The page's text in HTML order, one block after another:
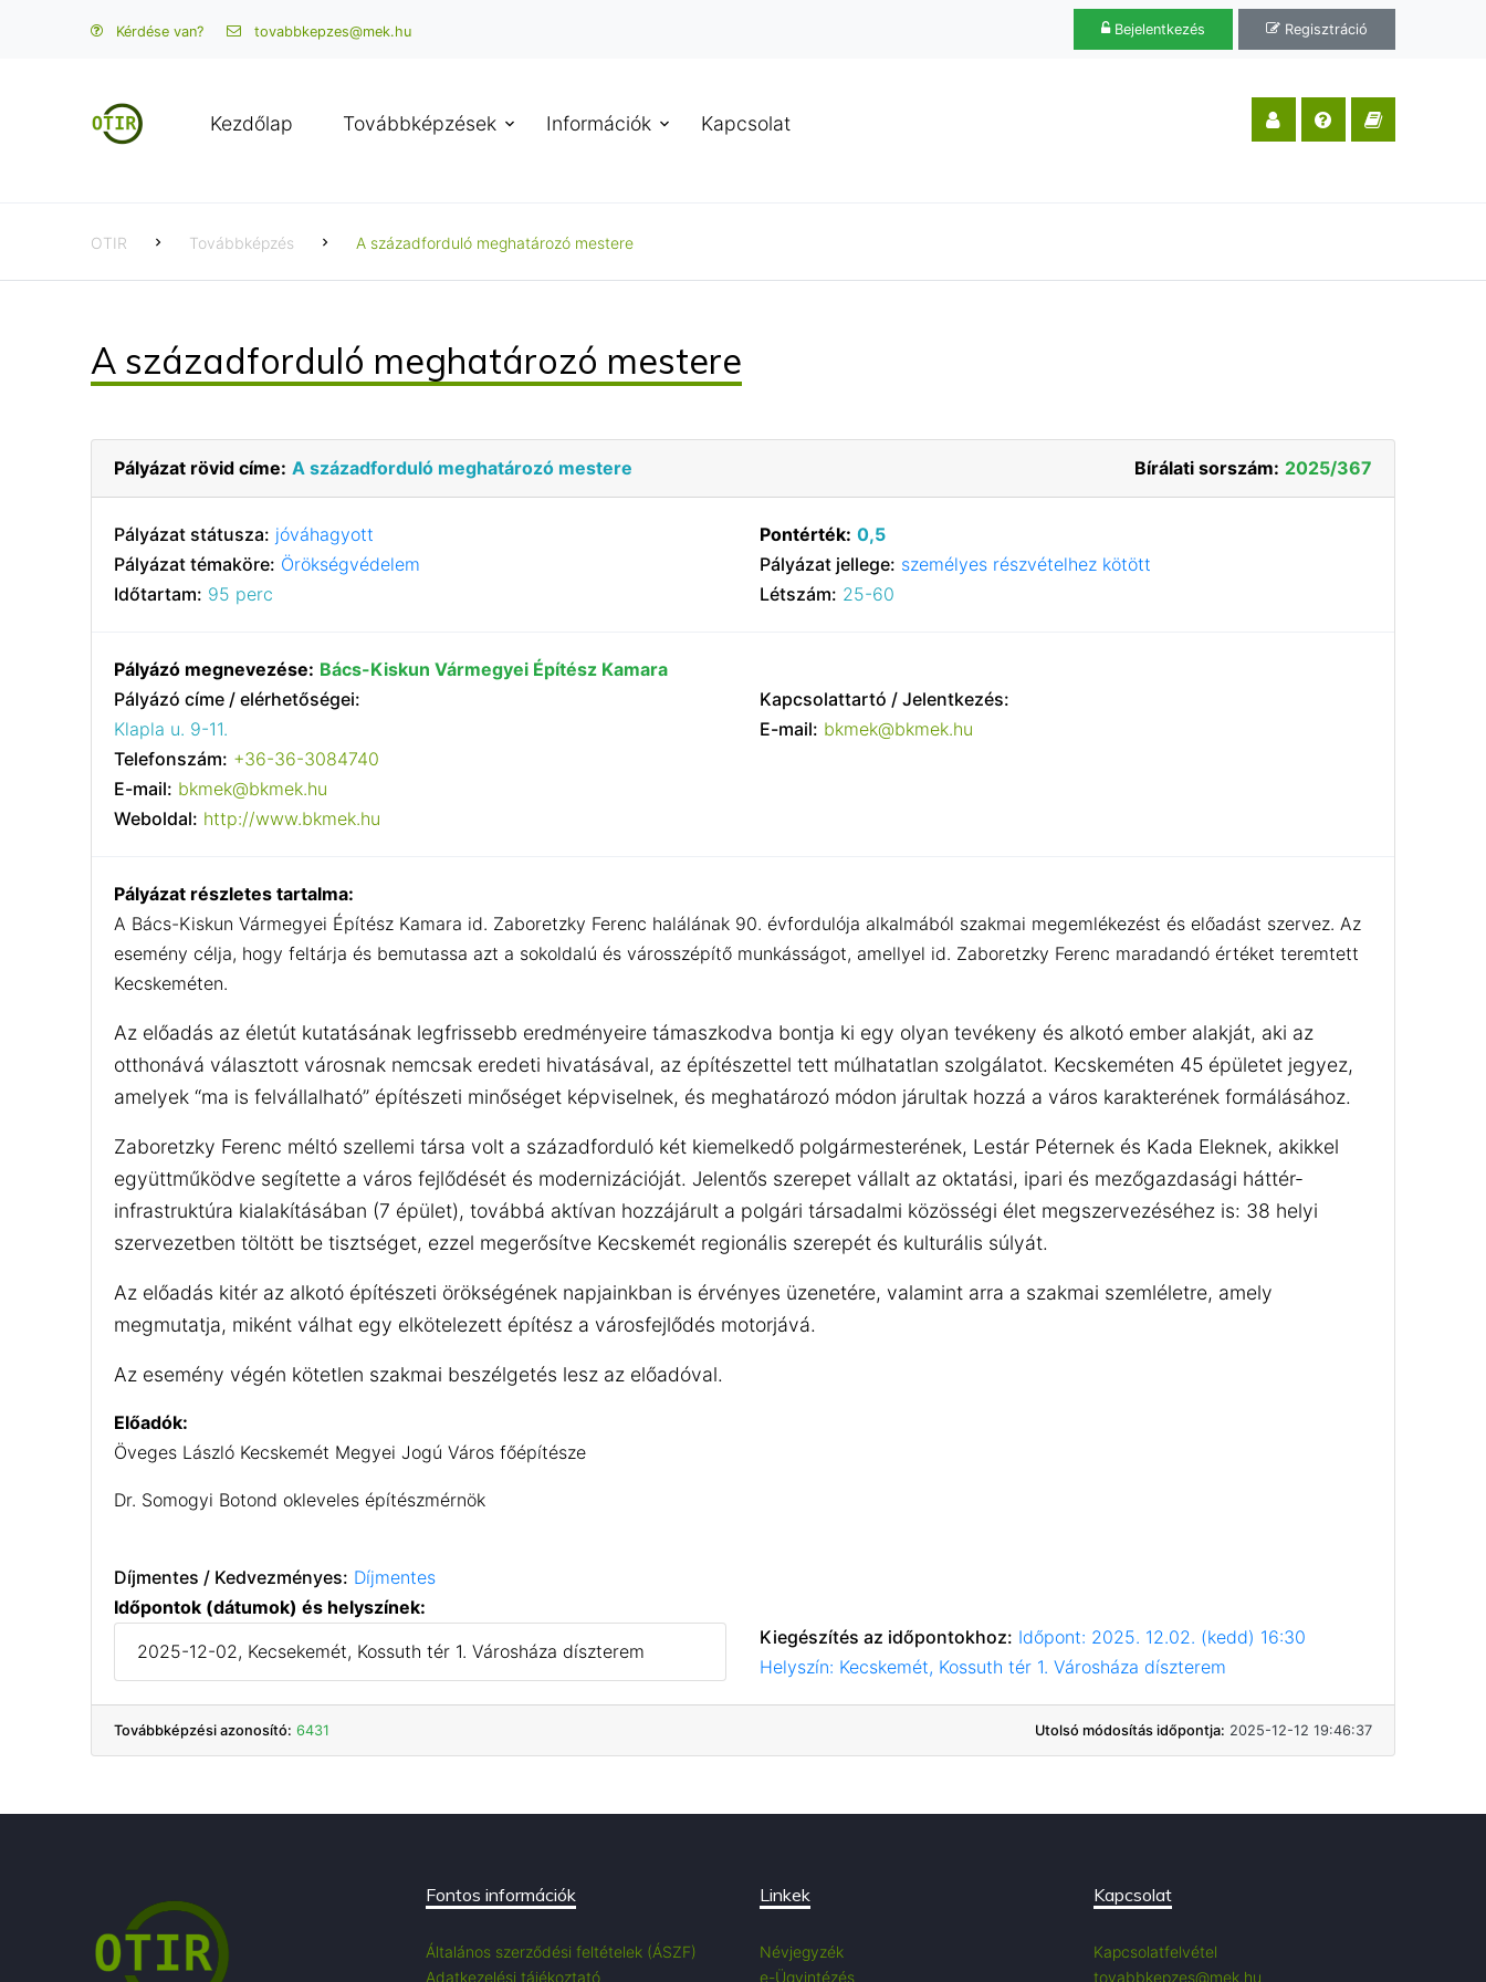
Kérdése van? tovabbkepzes@mek.hu Bejelentkezés Regisztráció
Kezdőlap Továbbképzések Információk Kapcsolat
OTIR Továbbképzés A századforduló meghatározó mestere
A századforduló meghatározó mestere
Pályázat rövid címe: A századforduló meghatározó mestere Bírálati sorszám: 2025/367
Pályázat státusza: jóváhagyott Pontérték: 0,5
Pályázat témaköre: Örökségvédelem Pályázat jellege: személyes részvételhez kötött
Időtartam: 95 perc Létszám: 25-60
Pályázó megnevezése: Bács-Kiskun Vármegyei Építész Kamara
Pályázó címe / elérhetőségei:
Klapla u. 9-11.
Telefonszám: +36-36-3084740
E-mail: bkmek@bkmek.hu
Weboldal: http://www.bkmek.hu
Kapcsolattartó / Jelentkezés:
E-mail: bkmek@bkmek.hu
Pályázat részletes tartalma:
A Bács-Kiskun Vármegyei Építész Kamara id. Zaboretzky Ferenc halálának 90. évfordulója alkalmából szakmai megemlékezést és előadást szervez. Az
esemény célja, hogy feltárja és bemutassa azt a sokoldalú és városszépítő munkásságot, amellyel id. Zaboretzky Ferenc maradandó értéket teremtett
Kecskeméten.
Az előadás az életút kutatásának legfrissebb eredményeire támaszkodva bontja ki egy olyan tevékeny és alkotó ember alakját, aki az
otthonává választott városnak nemcsak eredeti hivatásával, az építészettel tett múlhatatlan szolgálatot. Kecskeméten 45 épületet jegyez,
amelyek “ma is felvállalható” építészeti minőséget képviselnek, és meghatározó módon járultak hozzá a város karakterének formálásához.
Zaboretzky Ferenc méltó szellemi társa volt a századforduló két kiemelkedő polgármesterének, Lestár Péternek és Kada Eleknek, akikkel
együttműködve segítette a város fejlődését és modernizációját. Jelentős szerepet vállalt az oktatási, ipari és mezőgazdasági háttér-
infrastruktúra kialakításában (7 épület), továbbá aktívan hozzájárult a polgári társadalmi közösségi élet megszervezéséhez is: 38 helyi
szervezetben töltött be tisztséget, ezzel megerősítve Kecskemét regionális szerepét és kulturális súlyát.
Az előadás kitér az alkotó építészeti örökségének napjainkban is érvényes üzenetére, valamint arra a szakmai szemléletre, amely
megmutatja, miként válhat egy elkötelezett építész a városfejlődés motorjává.
Az esemény végén kötetlen szakmai beszélgetés lesz az előadóval.
Előadók:
Öveges László Kecskemét Megyei Jogú Város főépítésze
Dr. Somogyi Botond okleveles építészmérnök
Díjmentes / Kedvezményes: Díjmentes
Időpontok (dátumok) és helyszínek:
2025-12-02, Kecsekemét, Kossuth tér 1. Városháza díszterem
Kiegészítés az időpontokhoz: Időpont: 2025. 12.02. (kedd) 16:30
Helyszín: Kecskemét, Kossuth tér 1. Városháza díszterem
Továbbképzési azonosító: 6431 Utolsó módosítás időpontja: 2025-12-12 19:46:37
Fontos információk
Általános szerződési feltételek (ÁSZF)
Adatkezelési tájékoztató
Linkek
Névjegyzék
e-Ügyintézés
Kapcsolat
Kapcsolatfelvétel
tovabbkepzes@mek.hu